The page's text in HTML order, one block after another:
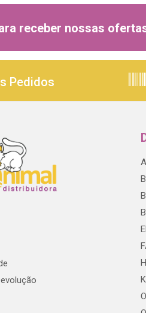
receber nossas
Pedidos